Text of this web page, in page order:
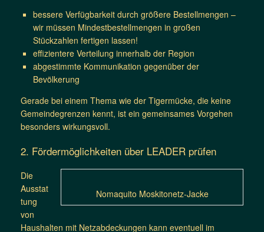
bessere Verfügbarkeit durch größere Bestellmengen –
wir müssen Mindestbestellmengen in großen
Stückzahlen fertigen lassen!
effizientere Verteilung innerhalb der Region
abgestimmte Kommunikation gegenüber der
Bevölkerung
Gerade bei einem Thema wie der Tigermücke, die keine
Gemeindegrenzen kennt, ist ein gemeinsames Vorgehen
besonders wirkungsvoll.
2. Fördermöglichkeiten über LEADER prüfen
Nomaquito Moskitonetz-Jacke
Die
Ausstat
tung
von
Haushalten mit Netzabdeckungen kann eventuell im